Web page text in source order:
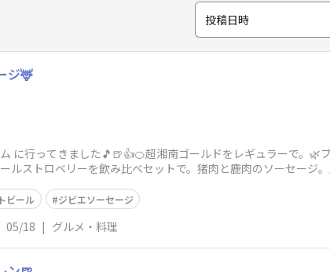
投稿日時
ジ🦌
に行ってきました🎵🍺👍🍊超湘南ゴールドをレギュラーで。🌿
ルストロベリーを飲み比べセットで。猪肉と鹿肉のソーセージ
ビール ジビエソーセージ
05/18 | グルメ・料理